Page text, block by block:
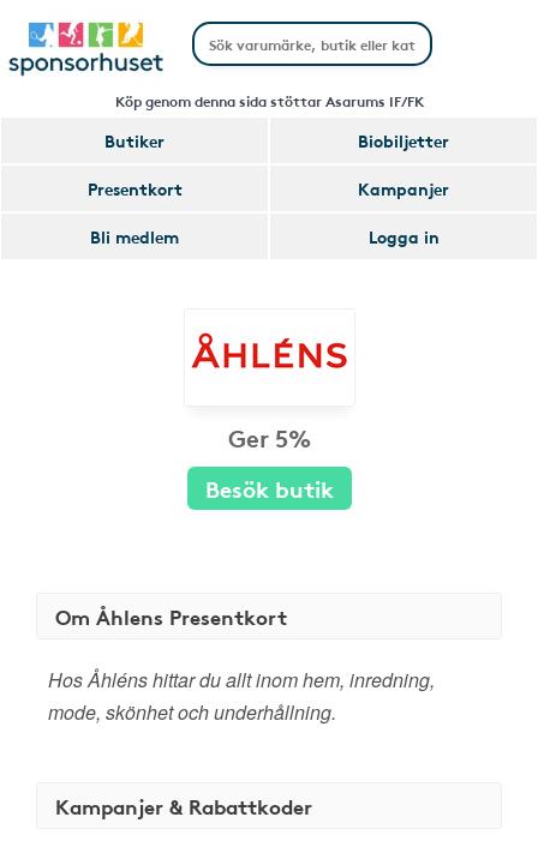
Köp genom denna sida stöttar Asarums IF/FK
Butiker
Biobiljetter
Presentkort
Kampanjer
Bli medlem
Logga in
Ger 5%
Besök butik
Om Åhlens Presentkort
Hos Åhléns hittar du allt inom hem, inredning,
mode, skönhet och underhållning.
Kampanjer & Rabattkoder